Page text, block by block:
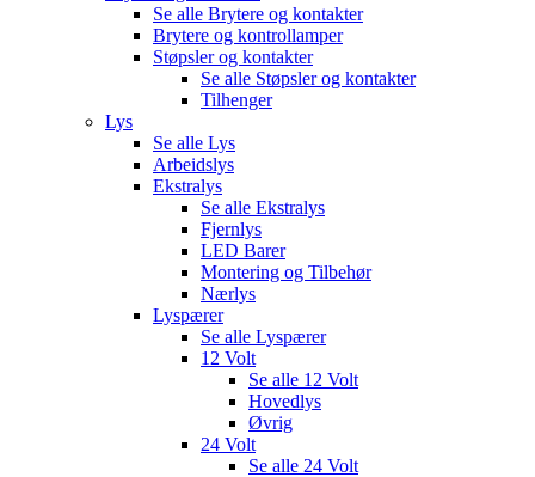
Se alle Brytere og kontakter
Brytere og kontrollamper
Støpsler og kontakter
Se alle Støpsler og kontakter
Tilhenger
Lys
Se alle Lys
Arbeidslys
Ekstralys
Se alle Ekstralys
Fjernlys
LED Barer
Montering og Tilbehør
Nærlys
Lyspærer
Se alle Lyspærer
12 Volt
Se alle 12 Volt
Hovedlys
Øvrig
24 Volt
Se alle 24 Volt